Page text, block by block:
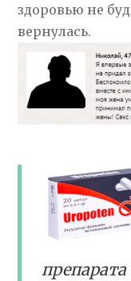
здоровью не
вернулась.